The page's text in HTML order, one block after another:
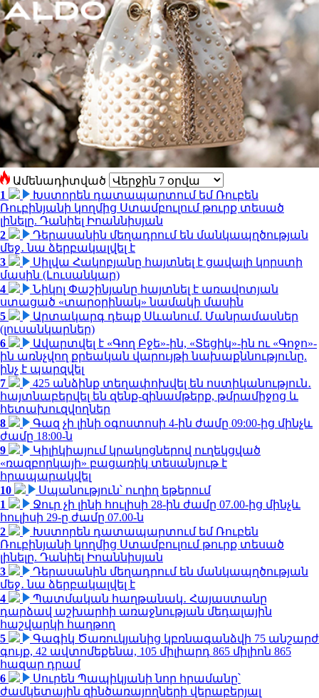
Ամենադիտված
1
Խստորեն դատապարտում եմ Ռուբեն
Ռուբինյանի կողմից Ստամբուլում թուրք տեսած
լինելը. Դանիել Իոաննիսյան
2
Դերասանին մեղադրում են մանկապղծության
մեջ․ նա ձերբակալվել է
3
Սիլվա Հակոբյանը հայտնել է ցավալի կորստի
մասին (Լուսանկար)
4
Նիկոլ Փաշինյանը հայտնել է առավոտյան
ստացած «տարօրինակ» նամակի մասին
5
Արտակարգ դեպք Սևանում. Մանրամասներ
(լուսանկարներ)
6
Ավարտվել է «Գող Բջե»-ին, «Տեցիկ»-ին ու «Գոջո»-
ին առնչվող քրեական վարույթի նախաքննությունը.
ինչ է պարզվել
7
425 անձինք տեղափոխվել են ոստիկանություն․
հայտնաբերվել են զենք-զինամթերք, թմրամիջոց և
հետախուզվողներ
8
Գազ չի լինի օգոստոսի 4-ին ժամը 09:00-ից մինչև
ժամը 18:00-ն
9
Կիլիկիայում կրակոցներով ուղեկցված
«ռազբորկայի» բացառիկ տեսանյութ է
հրապարակվել
10
Սպանություն՝ ուղիղ եթերում
1
Ջուր չի լինի հուլիսի 28-ին ժամը 07.00-ից մինչև
հուլիսի 29-ը ժամը 07.00-ն
2
Խստորեն դատապարտում եմ Ռուբեն
Ռուբինյանի կողմից Ստամբուլում թուրք տեսած
լինելը. Դանիել Իոաննիսյան
3
Դերասանին մեղադրում են մանկապղծության
մեջ․ նա ձերբակալվել է
4
Պատմական հաղթանակ․ Հայաստանը
դարձավ աշխարհի առաջնության մեդալային
հաշվարկի հաղթող
5
Գագիկ Ծառուկյանից կբռնագանձվի 75 անշարժ
գույք, 42 ավտոմեքենա, 105 միլիարդ 865 միլիոն 865
հազար դրամ
6
Սուրեն Պապիկյանի նոր հրամանը՝
ժամկետային զինծառայողների վերաբերյալ